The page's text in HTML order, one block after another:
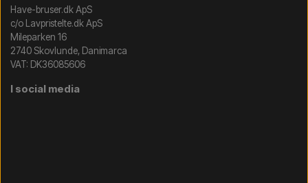
Have-bruser.dk ApS
c/o Lavpristelte.dk ApS
Mileparken 16
2740 Skovlunde, Danimarca
VAT: DK36085606
I social media